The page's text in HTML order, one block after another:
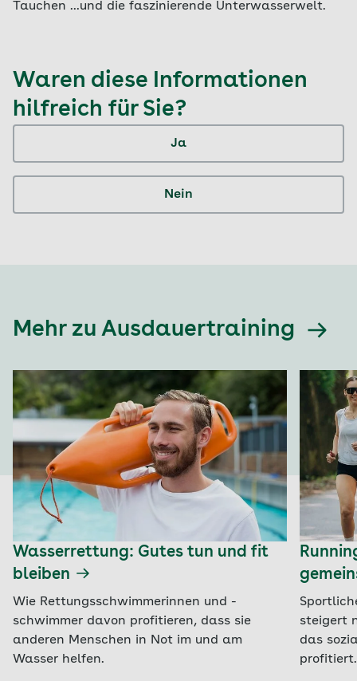
Tauchen ...und die faszinierende Unterwasserwelt.
Waren diese Informationen
hilfreich für Sie?
Ja
Nein
Mehr zu Ausdauertraining
Wasserrettung: Gutes tun und fit
bleiben
Wie Rettungsschwimmerinnen und -
schwimmer davon profitieren, dass sie
anderen Menschen in Not im und am
Wasser helfen.
steigert
das
profitiert.